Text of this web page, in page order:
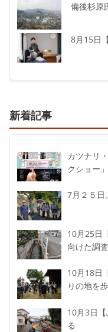
備後杉原
8月15日
新着記事
カツナリ
クショー
7月２５日
10月25日
向けた調
10月18日
りの地を
10月3日
る